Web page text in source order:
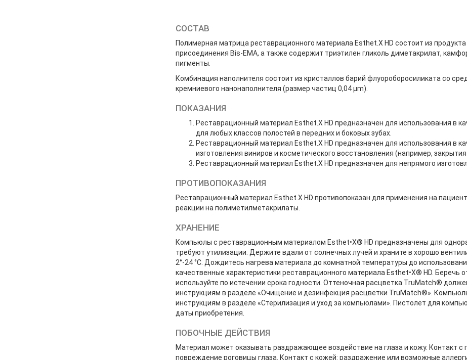
СОСТАВ
Полимерная матрица реставрационного материала Esthet.X HD состоит из
присоединения Bis-EMA, а также содержит триэтилен гликоль диметакрилат,
пигменты.
Комбинация наполнителя состоит из кристаллов барий флуороборосиликата со
кремниевого нанонаполнителя (размер частиц 0,04 µm).
ПОКАЗАНИЯ
Реставрационный материал Esthet.X HD предназначен для использования в
для любых классов полостей в передних и боковых зубах.
Реставрационный материал Esthet.X HD предназначен для использования в
изготовления виниров и косметического восстановления (например,
Реставрационный материал Esthet.X HD предназначен для непрямого
ПРОТИВОПОКАЗАНИЯ
Реставрационный материал Esthet.X HD противопоказан для применения на
реакции на полиметилметакрилаты.
ХРАНЕНИЕ
Компьюлы с реставрационным материалом Esthet•X® HD предназначены для
требуют утилизации. Держите вдали от солнечных лучей и храните в хорошо
2°-24 °C. Дождитесь нагрева материала до комнатной температуры до
качественные характеристики реставрационного материала Esthet•X® HD. Беречь
используйте по истечении срока годности. Оттеночная расцветка TruMatch®
инструкциям в разделе «Очищение и дезинфекция расцветки TruMatch®».
инструкциям в разделе «Стерилизация и уход за компьюлами». Пистолет для
даты приобретения.
ПОБОЧНЫЕ ДЕЙСТВИЯ
Материал может оказывать раздражающее воздействие на глаза и кожу. Контакт с
повреждение роговицы глаза. Контакт с кожей: раздражение или возможные